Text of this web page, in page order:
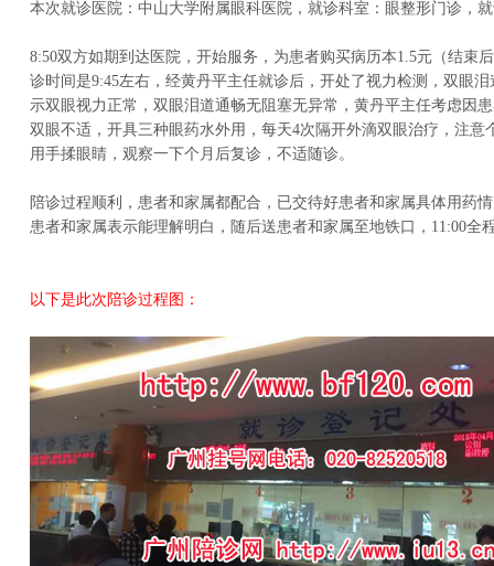
本次就诊医院：中山大学附属眼科医院，就诊科室：眼整形门诊，
8:50双方如期到达医院，开始服务，为患者购买病历本1.5元（结束
诊时间是9:45左右，经黄丹平主任就诊后，开处了视力检测，双眼
示双眼视力正常，双眼泪道通畅无阻塞无异常，黄丹平主任考虑因
双眼不适，开具三种眼药水外用，每天4次隔开外滴双眼治疗，注意
用手揉眼睛，观察一下个月后复诊，不适随诊。
陪诊过程顺利，患者和家属都配合，已交待好患者和家属具体用药
患者和家属表示能理解明白，随后送患者和家属至地铁口，11:00全
以下是此次陪诊过程图：